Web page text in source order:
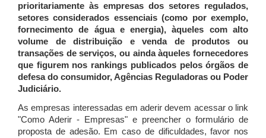
prioritariamente às empresas dos setores regulados,
setores considerados essenciais (como por exemplo,
fornecimento de água e energia), àqueles com alto
volume de distribuição e venda de produtos ou
transações de serviços, ou ainda àqueles fornecedores
que figurem nos rankings publicados pelos órgãos de
defesa do consumidor, Agências Reguladoras ou Poder
Judiciário.
As empresas interessadas em aderir devem acessar o link
"Como Aderir - Empresas" e preencher o formulário de
proposta de adesão. Em caso de dificuldades, favor nos